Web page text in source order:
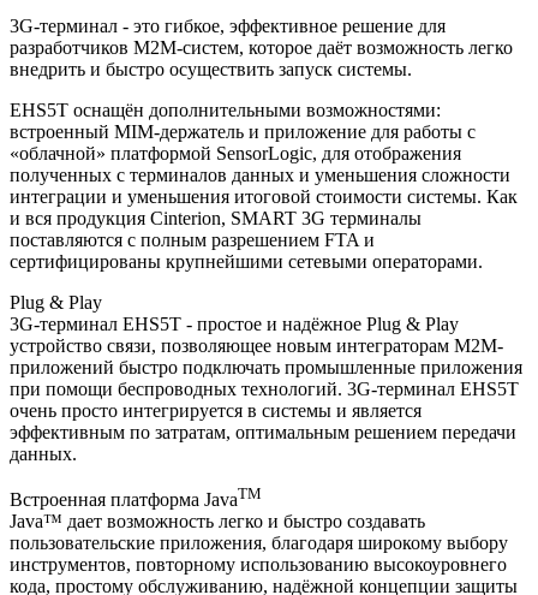
3G-терминал - это гибкое, эффективное решение для
разработчиков М2М-систем, которое даёт возможность легко
внедрить и быстро осуществить запуск системы.
EHS5T оснащён дополнительными возможностями:
встроенный MIM-держатель и приложение для работы с
«облачной» платформой SensorLogic, для отображения
полученных с терминалов данных и уменьшения сложности
интеграции и уменьшения итоговой стоимости системы. Как
и вся продукция Cinterion, SMART 3G терминалы
поставляются с полным разрешением FTA и
сертифицированы крупнейшими сетевыми операторами.
Plug & Play
3G-терминал EHS5T - простое и надёжное Plug & Play
устройство связи, позволяющее новым интеграторам М2М-
приложений быстро подключать промышленные приложения
при помощи беспроводных технологий. 3G-терминал EHS5T
очень просто интегрируется в системы и является
эффективным по затратам, оптимальным решением передачи
данных.
Встроенная платформа JavaTM
Java™ дает возможность легко и быстро создавать
пользовательские приложения, благодаря широкому выбору
инструментов, повторному использованию высокоуровнего
кода, простому обслуживанию, надёжной концепции защиты